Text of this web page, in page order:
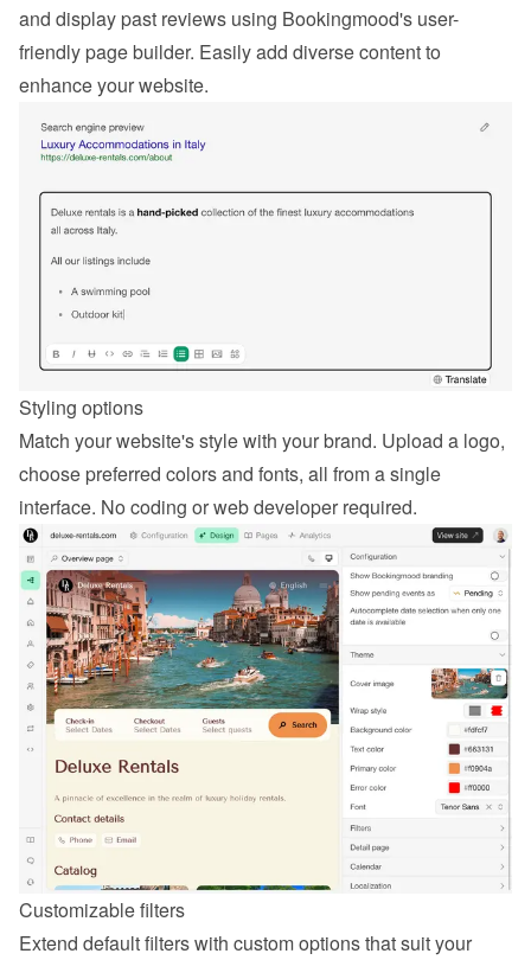
and display past reviews using Bookingmood's user-
friendly page builder. Easily add diverse content to
enhance your website.
Styling options
Match your website's style with your brand. Upload a logo,
choose preferred colors and fonts, all from a single
interface. No coding or web developer required.
Customizable filters
Extend default filters with custom options that suit your